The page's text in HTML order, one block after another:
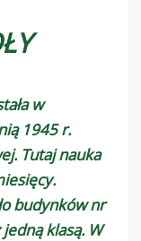
w
1945 r.
Tutaj nauka
budynków nr
klasą. W